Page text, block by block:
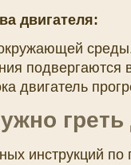
двигателя:
подвергаются
двигатель
инструкций